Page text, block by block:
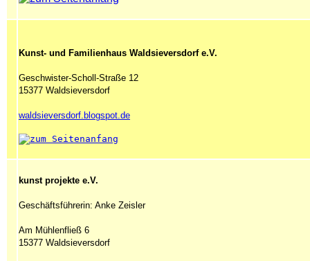
Kunst- und Familienhaus Waldsieversdorf e.V.
Geschwister-Scholl-Straße 12
15377 Waldsieversdorf
waldsieversdorf.blogspot.de
kunst projekte e.V.
Geschäftsführerin: Anke Zeisler
Am Mühlenfließ 6
15377 Waldsieversdorf